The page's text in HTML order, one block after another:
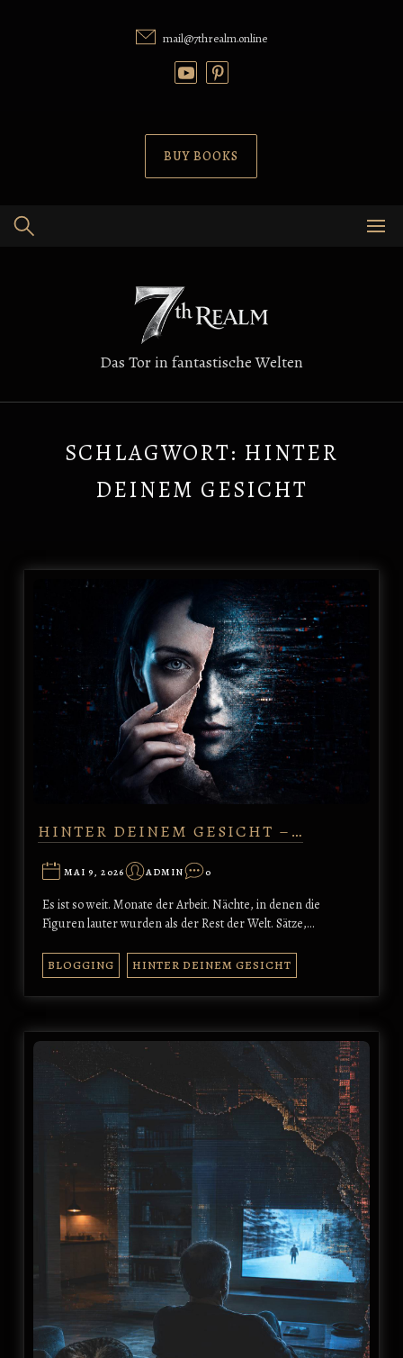
mail@7threalm.online
BUY BOOKS
Das Tor in fantastische Welten
SCHLAGWORT: HINTER
DEINEM GESICHT
HINTER DEINEM GESICHT –…
MAI 9, 2026 ADMIN 0
Es ist so weit. Monate der Arbeit. Nächte, in denen die
Figuren lauter wurden als der Rest der Welt. Sätze,…
BLOGGING HINTER DEINEM GESICHT